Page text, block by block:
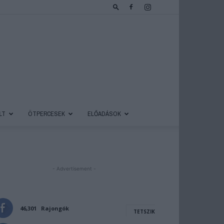
ÖTPERCESEK ELŐADÁSOK
- Advertisement -
46,301 Rajongók TETSZIK